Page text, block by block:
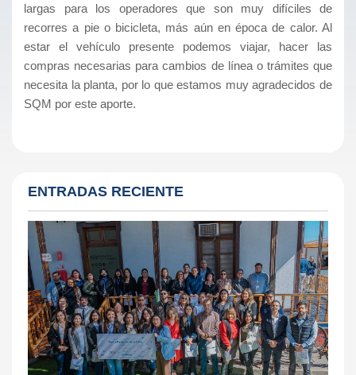
largas para los operadores que son muy difíciles de
recorres a pie o bicicleta, más aún en época de calor. Al
estar el vehículo presente podemos viajar, hacer las
compras necesarias para cambios de línea o trámites que
necesita la planta, por lo que estamos muy agradecidos de
SQM por este aporte.
ENTRADAS RECIENTE